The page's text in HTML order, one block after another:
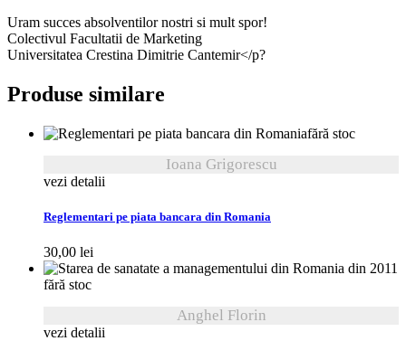
Uram succes absolventilor nostri si mult spor!
Colectivul Facultatii de Marketing
Universitatea Crestina Dimitrie Cantemir</p?
Produse similare
fără stoc
Ioana Grigorescu
vezi detalii
Reglementari pe piata bancara din Romania
30,00 lei
fără stoc
Anghel Florin
vezi detalii